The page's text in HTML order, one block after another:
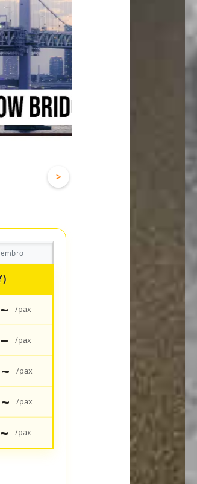
>
/pax
/pax
/pax
/pax
/pax